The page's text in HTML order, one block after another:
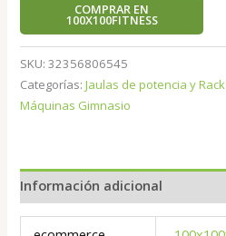
COMPRAR EN
100X100FITNESS
SKU:32356806545
Categorías:Jaulas de potencia y
Máquinas Gimnasio
Información adicional